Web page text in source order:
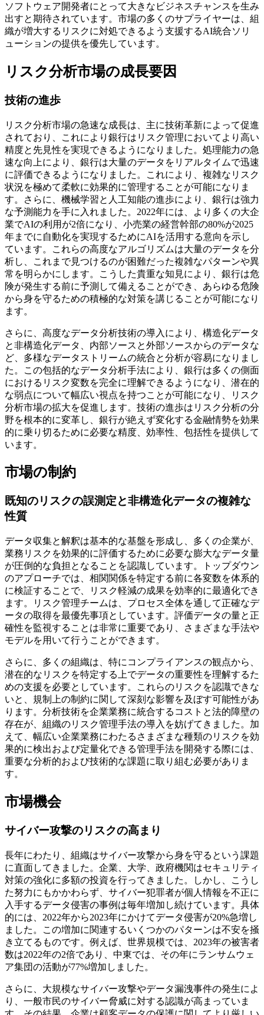
ソフトウェア開発者にとって大きなビジネスチャンスを生み
出すと期待されています。市場の多くのサプライヤーは、組
織が増大するリスクに対処できるよう支援するAI統合ソリ
ューションの提供を優先しています。
リスク分析市場の成長要因
技術の進歩
リスク分析市場の急速な成長は、主に技術革新によって促進
されており、これにより銀行はリスク管理においてより高い
精度と先見性を実現できるようになりました。処理能力の急
速な向上により、銀行は大量のデータをリアルタイムで迅速
に評価できるようになりました。これにより、複雑なリスク
状況を極めて柔軟に効果的に管理することが可能になりま
す。さらに、機械学習と人工知能の進歩により、銀行は強力
な予測能力を手に入れました。2022年には、より多くの大企
業でAIの利用が2倍になり、小売業の経営幹部の80%が2025
年までに自動化を実現するためにAIを活用する意向を示し
ています。これらの高度なアルゴリズムは大量のデータを分
析し、これまで見つけるのが困難だった複雑なパターンや異
常を明らかにします。こうした貴重な知見により、銀行は危
険が発生する前に予測して備えることができ、あらゆる危険
から身を守るための積極的な対策を講じることが可能になり
ます。
さらに、高度なデータ分析技術の導入により、構造化データ
と非構造化データ、内部ソースと外部ソースからのデータな
ど、多様なデータストリームの統合と分析が容易になりまし
た。この包括的なデータ分析手法により、銀行は多くの側面
におけるリスク変数を完全に理解できるようになり、潜在的
な弱点について幅広い視点を持つことが可能になり、リスク
分析市場の拡大を促進します。技術の進歩はリスク分析の分
野を根本的に変革し、銀行が絶えず変化する金融情勢を効果
的に乗り切るために必要な精度、効率性、包括性を提供して
います。
市場の制約
既知のリスクの誤測定と非構造化データの複雑な
性質
データ収集と解釈は基本的な基盤を形成し、多くの企業が、
業務リスクを効果的に評価するために必要な膨大なデータ量
が圧倒的な負担となることを認識しています。トップダウン
のアプローチでは、相関関係を特定する前に各変数を体系的
に検証することで、リスク軽減の成果を効率的に最適化でき
ます。リスク管理チームは、プロセス全体を通して正確なデ
ータの取得を最優先事項としています。評価データの量と正
確性を監視することは非常に重要であり、さまざまな手法や
モデルを用いて行うことができます。
さらに、多くの組織は、特にコンプライアンスの観点から、
潜在的なリスクを特定する上でデータの重要性を理解するた
めの支援を必要としています。これらのリスクを認識できな
いと、規制上の制約に関して深刻な影響を及ぼす可能性があ
ります。分析技術を企業業務に統合するコストと法的障壁の
存在が、組織のリスク管理手法の導入を妨げてきました。加
えて、幅広い企業業務にわたるさまざまな種類のリスクを効
果的に検出および定量化できる管理手法を開発する際には、
重要な分析的および技術的な課題に取り組む必要がありま
す。
市場機会
サイバー攻撃のリスクの高まり
長年にわたり、組織はサイバー攻撃から身を守るという課題
に直面してきました。企業、大学、政府機関はセキュリティ
対策の強化に多額の投資を行ってきました。しかし、こうし
た努力にもかかわらず、サイバー犯罪者が個人情報を不正に
入手するデータ侵害の事例は毎年増加し続けています。具体
的には、2022年から2023年にかけてデータ侵害が20%急増し
ました。この増加に関連するいくつかのパターンは不安を掻
き立てるものです。例えば、世界規模では、2023年の被害者
数は2022年の2倍であり、中東では、その年にランサムウェ
ア集団の活動が77%増加しました。
さらに、大規模なサイバー攻撃やデータ漏洩事件の発生によ
り、一般市民のサイバー脅威に対する認識が高まっていま